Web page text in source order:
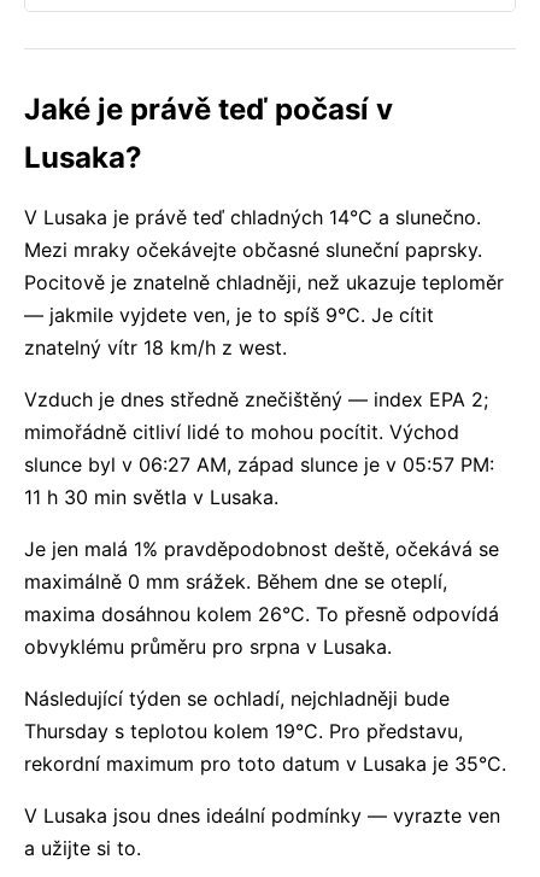
Jaké je právě teď počasí v
Lusaka?
V Lusaka je právě teď chladných 14°C a slunečno.
Mezi mraky očekávejte občasné sluneční paprsky.
Pocitově je znatelně chladněji, než ukazuje teploměr
— jakmile vyjdete ven, je to spíš 9°C. Je cítit
znatelný vítr 18 km/h z west.
Vzduch je dnes středně znečištěný — index EPA 2;
mimořádně citliví lidé to mohou pocítit. Východ
slunce byl v 06:27 AM, západ slunce je v 05:57 PM:
11 h 30 min světla v Lusaka.
Je jen malá 1% pravděpodobnost deště, očekává se
maximálně 0 mm srážek. Během dne se oteplí,
maxima dosáhnou kolem 26°C. To přesně odpovídá
obvyklému průměru pro srpna v Lusaka.
Následující týden se ochladí, nejchladněji bude
Thursday s teplotou kolem 19°C. Pro představu,
rekordní maximum pro toto datum v Lusaka je 35°C.
V Lusaka jsou dnes ideální podmínky — vyrazte ven
a užijte si to.